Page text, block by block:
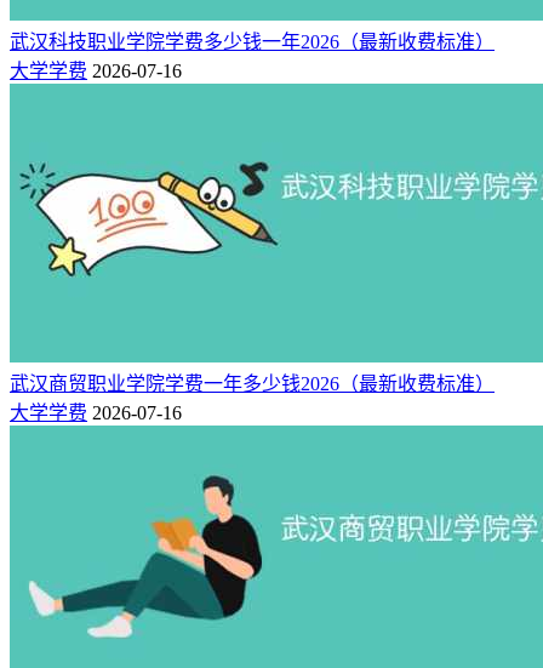
注：学费不包含住宿费、书本费、军训费、学杂费、生活费
等。
学年。建议考生在实际报考前，以学校官网最新发布的2026年
正式招生章程为准。
3、资助政策：
国家助学金、国家助学贷款、勤工助学岗位、特殊困难补助
等。
南阳职业学院是民办院校，一般情况，私立大学学费比公办大
学高；中外合作专业、艺术类专业比普通类专业高。
公办大学学费通常不是很贵（因为公立大学有国家或地方财政
经费支持），普通类专业在3000-6000元每年；艺术类专业在
8000-10000元每年，不过公办大学也有中外合作办学等部分高
武汉科技职业学院学费多少钱一年2026（最新收费标准）
大学学费 2026-07-16
武汉商贸职业学院学费一年多少钱2026（最新收费标准）
大学学费 2026-07-16